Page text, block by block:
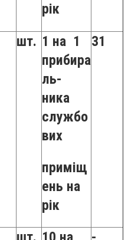
рік
шт. 1 на 1
прибира
ль-
ника
службо
вих
приміщ
ень на
рік
31